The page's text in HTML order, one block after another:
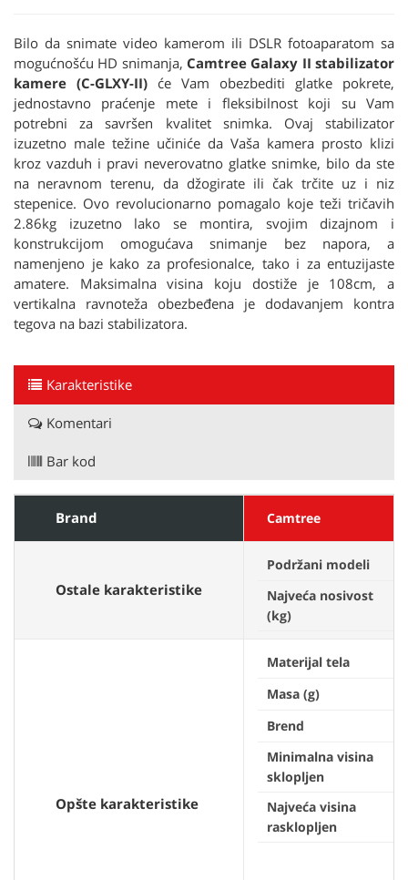
Bilo da snimate video kamerom ili DSLR fotoaparatom sa
mogućnošću HD snimanja, Camtree Galaxy II stabilizator
kamere (C-GLXY-II) će Vam obezbediti glatke pokrete,
jednostavno praćenje mete i fleksibilnost koji su Vam
potrebni za savršen kvalitet snimka. Ovaj stabilizator
izuzetno male težine učiniće da Vaša kamera prosto klizi
kroz vazduh i pravi neverovatno glatke snimke, bilo da ste
na neravnom terenu, da džogirate ili čak trčite uz i niz
stepenice. Ovo revolucionarno pomagalo koje teži tričavih
2.86kg izuzetno lako se montira, svojim dizajnom i
konstrukcijom omogućava snimanje bez napora, a
namenjeno je kako za profesionalce, tako i za entuzijaste
amatere. Maksimalna visina koju dostiže je 108cm, a
vertikalna ravnoteža obezbeđena je dodavanjem kontra
tegova na bazi stabilizatora.
Karakteristike
Komentari
Bar kod
Brand Camtree
Ostale karakteristike
Podržani modeli
Najveća nosivost
(kg)
Opšte karakteristike
Materijal tela
Masa (g)
Brend
Minimalna visina
sklopljen
Najveća visina
rasklopljen